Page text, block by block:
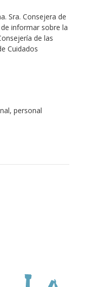
Sra. Consejera de
informar sobre la
de las
Cuidados
personal